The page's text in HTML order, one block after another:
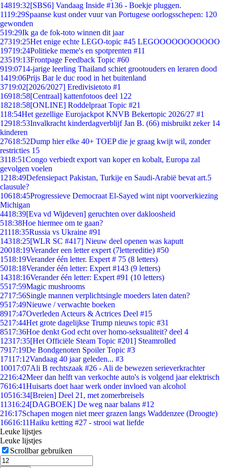
14819:32[SBS6] Vandaag Inside #136 - Boekje pluggen.
1119:29Spaanse kust onder vuur van Portugese oorlogsschepen: 120
gewonden
519:29Ik ga de fok-toto winnen dit jaar
27319:25Het enige echte LEGO-topic #45 LEGOOOOOOOOOOO
19719:24Politieke meme's en spotprenten #11
23519:13Frontpage Feedback Topic #60
919:0714-jarige leerling Thailand schiet grootouders en leraren dood
1419:06Prijs Bar le duc rood in het buitenland
3719:02[2026/2027] Eredivisietoto #1
16918:58[Centraal] kattenfotoos deel 122
18218:58[ONLINE] Roddelpraat Topic #21
118:54Het gezellige Eurojackpot KNVB Bekertopic 2026/27 #1
12918:53Invalkracht kinderdagverblijf Jan B. (66) misbruikt zeker 14
kinderen
27618:52Dump hier elke 40+ TOEP die je graag kwijt wil, zonder
restricties 15
3118:51Congo verbiedt export van koper en kobalt, Europa zal
gevolgen voelen
1218:49Defensiepact Pakistan, Turkije en Saudi-Arabië bevat art.5
clausule?
10618:45Progressieve Democraat El-Sayed wint nipt voorverkiezing
Michigan
4418:39[Eva vd Wijdeven] geruchten over dakloosheid
518:38Hoe hiermee om te gaan?
21118:35Russia vs Ukraine #91
14318:25[WLR SC #417] Nieuw deel openen was kaputt
20018:19Verander een letter expert (7lettereditie) #50
1518:19Verander één letter. Expert # 75 (8 letters)
5018:18Verander één letter: Expert #143 (9 letters)
14318:16Verander één letter: Expert #91 (10 letters)
5517:59Magic mushrooms
2717:56Single mannen verplichtsingle moeders laten daten?
9517:49Nieuwe / verwachte boeken
8917:47Overleden Acteurs & Actrices Deel #15
5217:44Het grote dagelijkse Trump nieuws topic #31
8517:36Hoe denkt God echt over homo-seksualiteit? deel 4
12317:35[Het Officiële Steam Topic #201] Steamrolled
7917:19De Bondgenoten Spoiler Topic #3
17117:12Vandaag 40 jaar geleden... #3
10017:07Ali B rechtszaak #26 - Ali de bewezen serieverkrachter
2216:42Meer dan helft van verkochte auto's is volgend jaar elektrisch
7616:41Huisarts doet haar werk onder invloed van alcohol
10516:34[Breien] Deel 21, met zomerbreisels
11316:24[DAGBOEK] De weg naar balans #12
216:17Schapen mogen niet meer grazen langs Waddenzee (Droogte)
16616:11Haiku ketting #27 - strooi wat liefde
Leuke lijstjes
Leuke lijstjes
Scrollbar gebruiken